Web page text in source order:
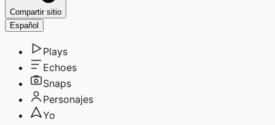
Compartir sitio
Español
Plays
Echoes
Snaps
Personajes
Yo